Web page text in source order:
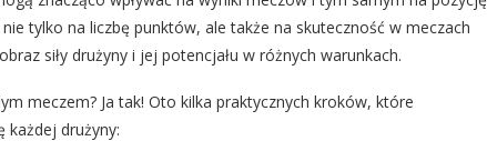
tylko na liczbę punktów, ale także na skuteczność w meczach
siły drużyny i jej potencjału w różnych warunkach.
meczem? Ja tak! Oto kilka praktycznych kroków, które
każdej drużyny: